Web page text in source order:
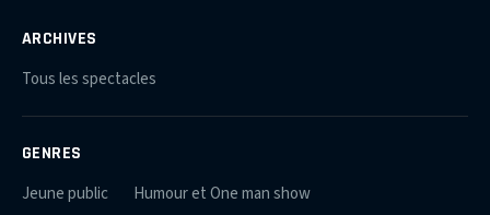
ARCHIVES
Tous les spectacles
GENRES
Jeune public
Humour et One man show